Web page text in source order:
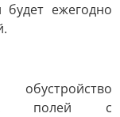
ежегодно
полей с